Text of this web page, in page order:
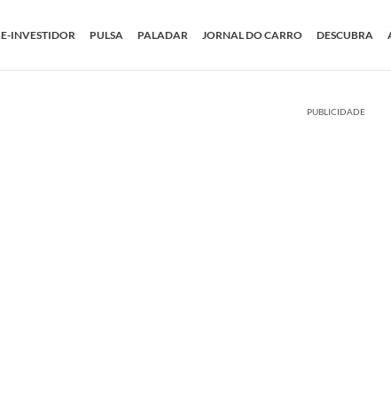
E-INVESTIDOR PULSA PALADAR JORNAL DO CARRO DESCUBRA
PUBLICIDADE